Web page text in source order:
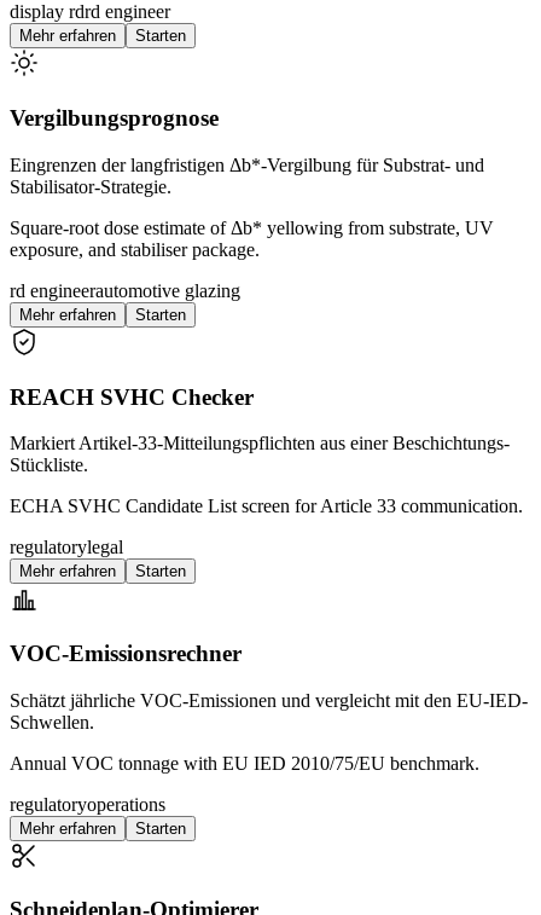
display rdrd engineer
Mehr erfahren Starten
Vergilbungsprognose
Eingrenzen der langfristigen Δb*-Vergilbung für Substrat- und
Stabilisator-Strategie.
Square-root dose estimate of Δb* yellowing from substrate, UV
exposure, and stabiliser package.
rd engineerautomotive glazing
Mehr erfahren Starten
REACH SVHC Checker
Markiert Artikel-33-Mitteilungspflichten aus einer Beschichtungs-
Stückliste.
ECHA SVHC Candidate List screen for Article 33 communication.
regulatorylegal
Mehr erfahren Starten
VOC-Emissionsrechner
Schätzt jährliche VOC-Emissionen und vergleicht mit den EU-IED-
Schwellen.
Annual VOC tonnage with EU IED 2010/75/EU benchmark.
regulatoryoperations
Mehr erfahren Starten